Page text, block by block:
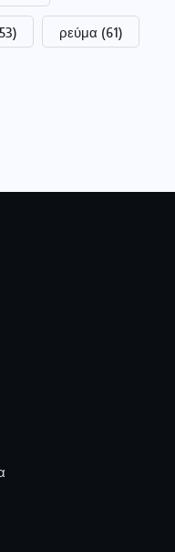
ρεύμα (61)